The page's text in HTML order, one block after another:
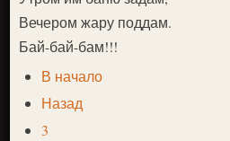
Вечером жару поддам.
Бай-бай-бам!!!
В начало
Назад
3